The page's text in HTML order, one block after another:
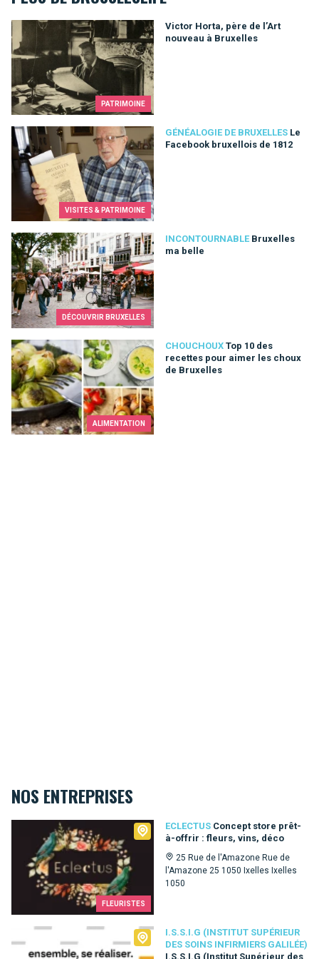
PATRIMOINE
Victor Horta, père de l’Art
nouveau à Bruxelles
Victor Horta, père de l’Art nouveau à Bruxelles
VISITES & PATRIMOINE
GÉNÉALOGIE DE BRUXELLES Le
Facebook bruxellois de 1812
Le Facebook bruxellois de 1812
DÉCOUVRIR BRUXELLES
INCONTOURNABLE Bruxelles
ma belle
Bruxelles ma belle
ALIMENTATION
CHOUCHOUX Top 10 des
recettes pour aimer les choux
de Bruxelles
Top 10 des recettes pour aimer les choux de Bruxelles
NOS ENTREPRISES
FLEURISTES
ECLECTUS Concept store prêt-
à-offrir : fleurs, vins, déco
25 Rue de l'Amazone Rue de
l'Amazone 25 1050 Ixelles Ixelles
1050
I.S.S.I.G (INSTITUT SUPÉRIEUR
DES SOINS INFIRMIERS GALILÉE)
I.S.S.I.G (Institut Supérieur des
I.S.S.I.G (Institut Supérieur des Soins Infirmiers Galilée)